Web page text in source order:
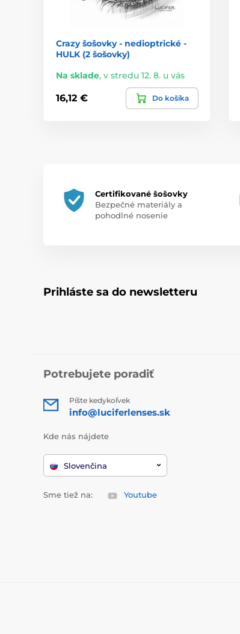
Crazy šošovky - nedioptrické -
HULK (2 šošovky)
Na sklade, v stredu 12. 8. u vás
16,12 € Do košíka
Certifikované šošovky
Bezpečné materiály a
pohodlné nosenie
Prihláste sa do newsletteru
Potrebujete poradiť
Píšte kedykoľvek
info@luciferlenses.sk
Kde nás nájdete
Slovenčina
Sme tiež na: Youtube